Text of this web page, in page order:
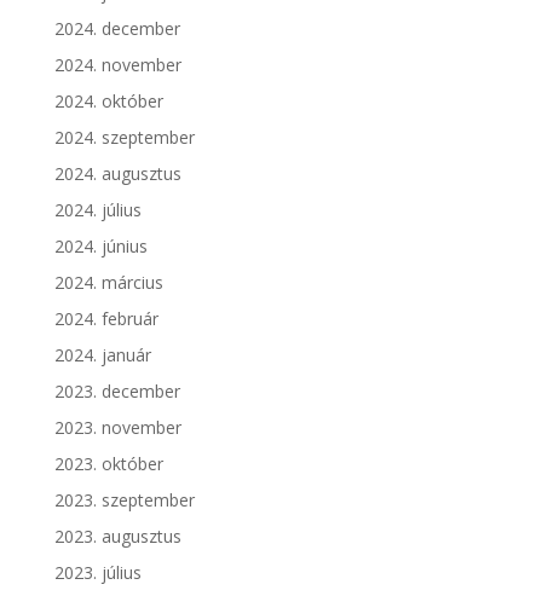
2024. december
2024. november
2024. október
2024. szeptember
2024. augusztus
2024. július
2024. június
2024. március
2024. február
2024. január
2023. december
2023. november
2023. október
2023. szeptember
2023. augusztus
2023. július